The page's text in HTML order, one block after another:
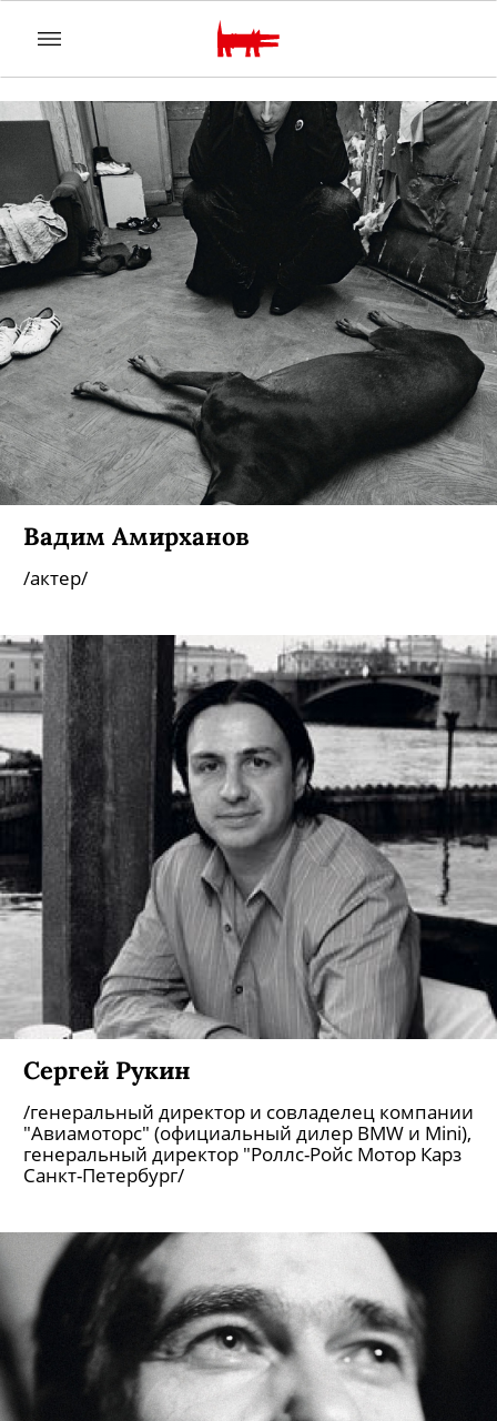
Вадим Амирханов
/актер/
Сергей Рукин
/генеральный директор и совладелец компании
"Авиамоторс" (официальный дилер BMW и Mini),
генеральный директор "Роллс-Ройс Мотор Карз
Санкт-Петербург/